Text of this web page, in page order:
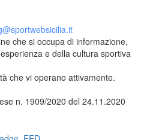
che si occupa di informazione,
e della cultura sportiva
che vi operano attivamente.
n. 1909/2020 del 24.11.2020